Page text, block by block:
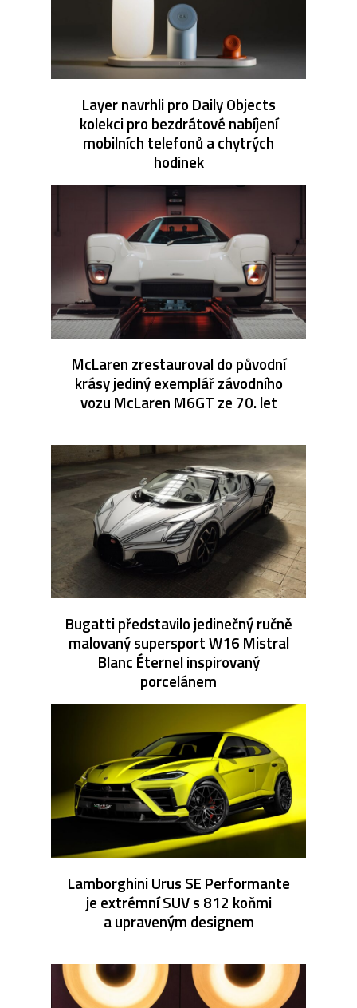
Layer navrhli pro Daily Objects
kolekci pro bezdrátové nabíjení
mobilních telefonů a chytrých
hodinek
McLaren zrestauroval do původní
krásy jediný exemplář závodního
vozu McLaren M6GT ze 70. let
Bugatti představilo jedinečný ručně
malovaný supersport W16 Mistral
Blanc Éternel inspirovaný
porcelánem
Lamborghini Urus SE Performante
je extrémní SUV s 812 koňmi
a upraveným designem